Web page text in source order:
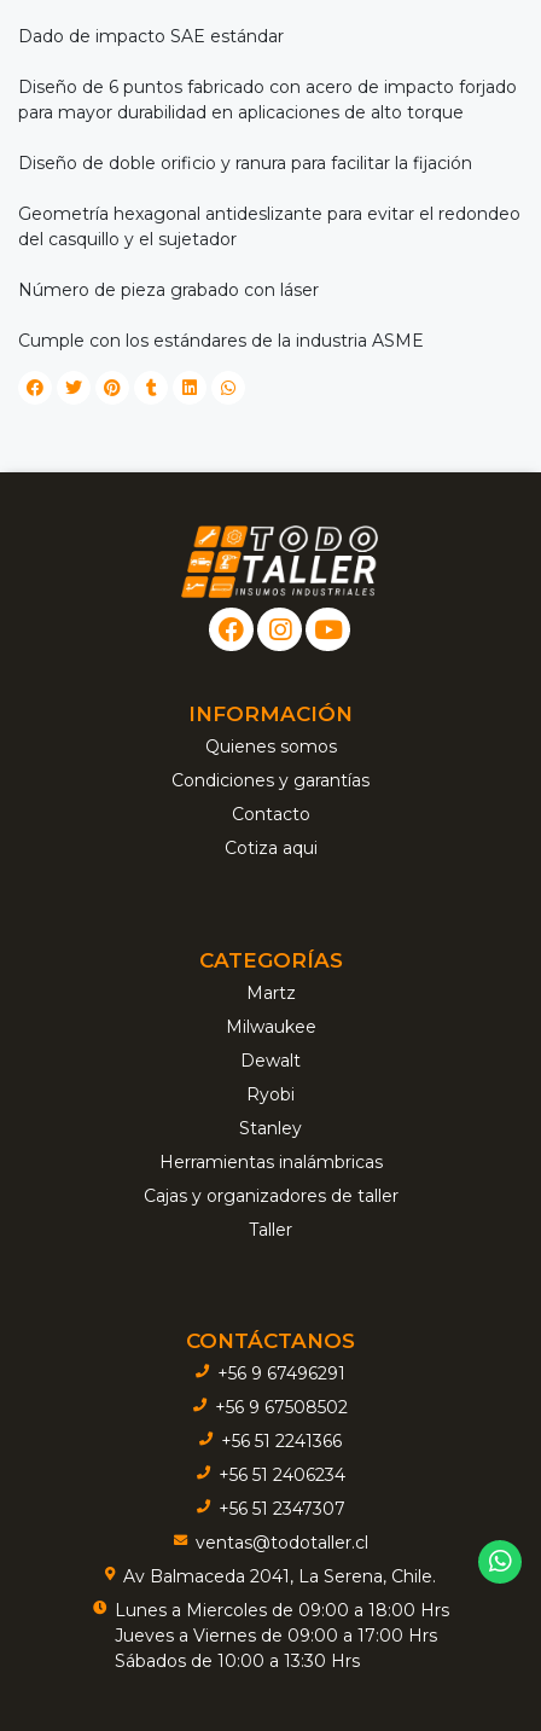
Dado de impacto SAE estándar
Diseño de 6 puntos fabricado con acero de impacto forjado
para mayor durabilidad en aplicaciones de alto torque
Diseño de doble orificio y ranura para facilitar la fijación
Geometría hexagonal antideslizante para evitar el redondeo
del casquillo y el sujetador
Número de pieza grabado con láser
Cumple con los estándares de la industria ASME
INFORMACIÓN
Quienes somos
Condiciones y garantías
Contacto
Cotiza aqui
CATEGORÍAS
Martz
Milwaukee
Dewalt
Ryobi
Stanley
Herramientas inalámbricas
Cajas y organizadores de taller
Taller
CONTÁCTANOS
+56 9 67496291
+56 9 67508502
+56 51 2241366
+56 51 2406234
+56 51 2347307
ventas@todotaller.cl
Av Balmaceda 2041, La Serena, Chile.
Lunes a Miercoles de 09:00 a 18:00 Hrs
Jueves a Viernes de 09:00 a 17:00 Hrs
Sábados de 10:00 a 13:30 Hrs